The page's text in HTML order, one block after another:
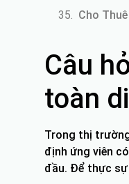
Cho
Câu
toàn
Trong thị
định ứng viên
đầu. Để thực sự